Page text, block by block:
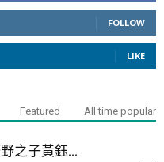
FOLLOW
LIKE
Featured All time popular
之子黃鈺...